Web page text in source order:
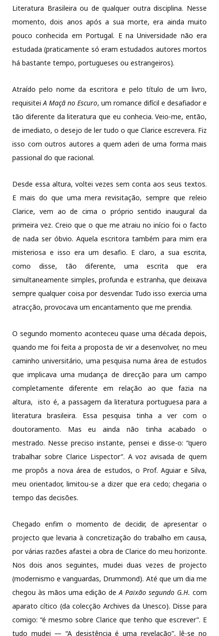
Literatura Brasileira ou de qualquer outra disciplina. Nesse
momento, dois anos após a sua morte, era ainda muito
pouco conhecida em Portugal. E na Universidade não era
estudada (praticamente só eram estudados autores mortos
há bastante tempo, portugueses ou estrangeiros).
Atraído pelo nome da escritora e pelo título de um livro,
requisiteiA Maçã no Escuro, um romance difícil e desafiador e
tão diferente da literatura que eu conhecia. Veio-me, então,
de imediato, o desejo de ler tudo o que Clarice escrevera. Fiz
isso com outros autores a quem aderi de uma forma mais
passional do que racional.
Desde essa altura, voltei vezes sem conta aos seus textos.
E mais do que uma mera revisitação, sempre que releio
Clarice, vem ao de cima o próprio sentido inaugural da
primeira vez. Creio que o que me atraiu no início foi o facto
de nada ser óbvio. Aquela escritora também para mim era
misteriosa e isso era um desafio. E claro, a sua escrita,
como disse, tão diferente, uma escrita que era
simultaneamente simples, profunda e estranha, que deixava
sempre qualquer coisa por desvendar. Tudo isso exercia uma
atracção, provocava um encantamento que me prendia.
O segundo momento aconteceu quase uma década depois,
quando me foi feita a proposta de vir a desenvolver, no meu
caminho universitário, uma pesquisa numa área de estudos
que implicava uma mudança de direcção para um campo
completamente diferente em relação ao que fazia na
altura, isto é, a passagem da literatura portuguesa para a
literatura brasileira. Essa pesquisa tinha a ver com o
doutoramento. Mas eu ainda não tinha acabado o
mestrado. Nesse preciso instante, pensei e disse-o: “quero
trabalhar sobre Clarice Lispector”. A voz avisada de quem
me propôs a nova área de estudos, o Prof. Aguiar e Silva,
meu orientador, limitou-se a dizer que era cedo; chegaria o
tempo das decisões.
Chegado enfim o momento de decidir, de apresentar o
projecto que levaria à concretização do trabalho em causa,
por várias razões afastei a obra de Clarice do meu horizonte.
Nos dois anos seguintes, mudei duas vezes de projecto
(modernismo e vanguardas, Drummond). Até que um dia me
chegou às mãos uma edição deA Paixão segundo G.H. com
aparato cítico (da colecção Archives da Unesco). Disse para
comigo: “é mesmo sobre Clarice que tenho que escrever”. E
tudo mudei — “A desistência é uma revelação”, lê-se no